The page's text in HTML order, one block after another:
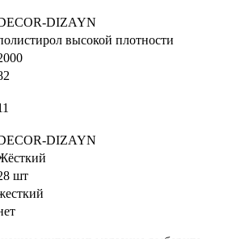
DIZAYN
высокой плотности
DIZAYN
шт